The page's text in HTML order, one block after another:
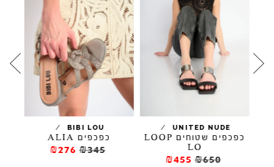
UNITED NUDE
/
כפכפים שטוחים LOOP
LO
₪650
₪455
BIBI LOU
/
כפכפים ALIA
₪345
₪276